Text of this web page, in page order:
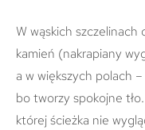
W wąskich
kamień (nakrapiany
a w większych polach
bo tworzy spokojne
której ścieżka nie